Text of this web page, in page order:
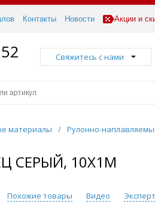
Контакты Новости Акции и
Свяжитесь с нами
материалы / Рулонно-
СЕРЫЙ, 10Х1М
Похожие товары Видео